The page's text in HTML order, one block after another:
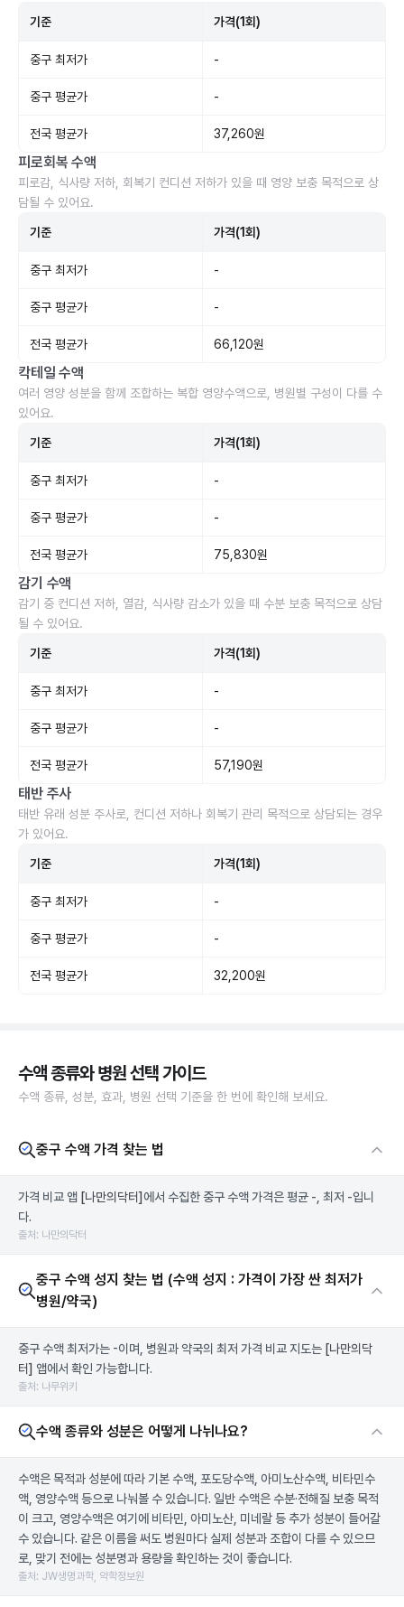
기준 가격(1회)
중구 최저가 -
중구 평균가 -
전국 평균가 37,260원
피로회복 수액
피로감, 식사량 저하, 회복기 컨디션 저하가 있을 때 영양 보충 목적으로 상
담될 수 있어요.
기준 가격(1회)
중구 최저가 -
중구 평균가 -
전국 평균가 66,120원
칵테일 수액
여러 영양 성분을 함께 조합하는 복합 영양수액으로, 병원별 구성이 다를 수
있어요.
기준 가격(1회)
중구 최저가 -
중구 평균가 -
전국 평균가 75,830원
감기 수액
감기 중 컨디션 저하, 열감, 식사량 감소가 있을 때 수분 보충 목적으로 상담
될 수 있어요.
기준 가격(1회)
중구 최저가 -
중구 평균가 -
전국 평균가 57,190원
태반 주사
태반 유래 성분 주사로, 컨디션 저하나 회복기 관리 목적으로 상담되는 경우
가 있어요.
기준 가격(1회)
중구 최저가 -
중구 평균가 -
전국 평균가 32,200원
수액 종류와 병원 선택 가이드
수액 종류, 성분, 효과, 병원 선택 기준을 한 번에 확인해 보세요.
중구 수액 가격 찾는 법
가격 비교 앱 [나만의닥터] 에서 수집한 중구 수액 가격은 평균 -, 최저 -입니
다.
출처: 나만의닥터
중구 수액 성지 찾는 법 (수액 성지 : 가격이 가장 싼 최저가
병원/약국)
중구 수액 최저가는 -이며, 병원과 약국의 최저 가격 비교 지도는 [나만의닥
터] 앱에서 확인 가능합니다.
출처: 나무위키
수액 종류와 성분은 어떻게 나뉘나요?
수액은 목적과 성분에 따라 기본 수액, 포도당수액, 아미노산수액, 비타민수
액, 영양수액 등으로 나눠볼 수 있습니다. 일반 수액은 수분·전해질 보충 목적
이 크고, 영양수액은 여기에 비타민, 아미노산, 미네랄 등 추가 성분이 들어갈
수 있습니다. 같은 이름을 써도 병원마다 실제 성분과 조합이 다를 수 있으므
로, 맞기 전에는 성분명과 용량을 확인하는 것이 좋습니다.
출처: JW생명과학, 약학정보원